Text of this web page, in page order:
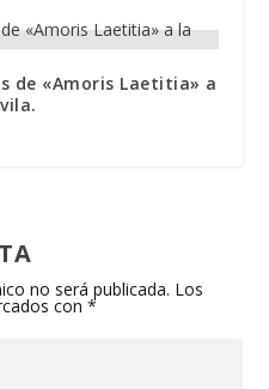
de «Amoris Laetitia» a
no será publicada. Los
con*